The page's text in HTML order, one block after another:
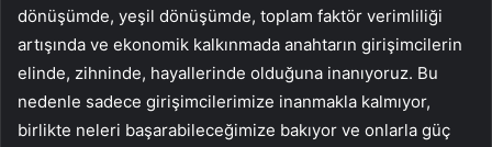
dönüşümde, yeşil dönüşümde, toplam faktör verimliliği
artışında ve ekonomik kalkınmada anahtarın girişimcilerin
elinde, zihninde, hayallerinde olduğuna inanıyoruz. Bu
nedenle sadece girişimcilerimize inanmakla kalmıyor,
birlikte neleri başarabileceğimize bakıyor ve onlarla güç